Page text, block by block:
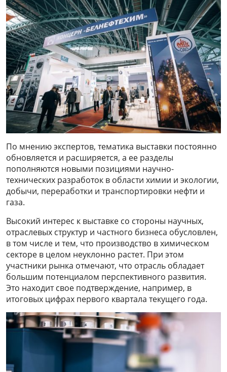
По мнению экспертов, тематика выставки постоянно
обновляется и расширяется, а ее разделы
пополняются новыми позициями научно-
технических разработок в области химии и экологии,
добычи, переработки и транспортировки нефти и
газа.
Высокий интерес к выставке со стороны научных,
отраслевых структур и частного бизнеса обусловлен,
в том числе и тем, что производство в химическом
секторе в целом неуклонно растет. При этом
участники рынка отмечают, что отрасль обладает
большим потенциалом перспективного развития.
Это находит свое подтверждение, например, в
итоговых цифрах первого квартала текущего года.